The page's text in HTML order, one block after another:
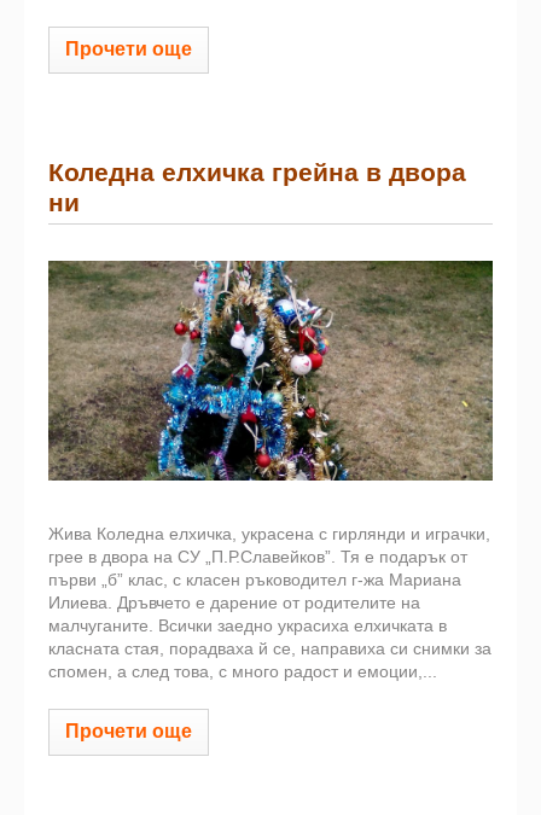
Прочети още
Коледна елхичка грейна в двора
ни
Жива Коледна елхичка, украсена с гирлянди и играчки,
грее в двора на СУ „П.Р.Славейков”. Тя е подарък от
първи „б” клас, с класен ръководител г-жа Мариана
Илиева. Дръвчето е дарение от родителите на
малчуганите. Всички заедно украсиха елхичката в
класната стая, порадваха й се, направиха си снимки за
спомен, а след това, с много радост и емоции,...
Прочети още